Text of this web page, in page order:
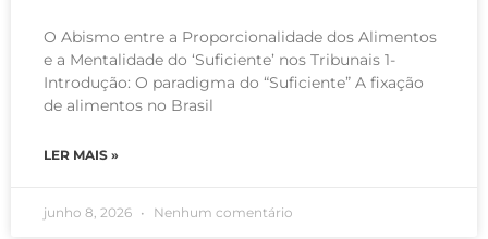
O Abismo entre a Proporcionalidade dos Alimentos
e a Mentalidade do ‘Suficiente’ nos Tribunais 1-
Introdução: O paradigma do “Suficiente” A fixação
de alimentos no Brasil
LER MAIS »
junho 8, 2026 Nenhum comentário